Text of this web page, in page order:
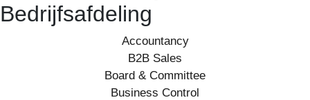
Bedrijfsafdeling
Accountancy
B2B Sales
Board & Committee
Business Control